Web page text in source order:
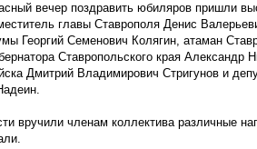
вечер поздравить юбиляров пришли
главы Ставрополя Денис
Георгий Семенович Колягин, атаман
Ставропольского края Александр
Дмитрий Владимирович Стригунов и
вручили членам коллектива различные